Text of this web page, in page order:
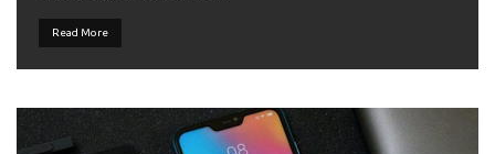
Read More